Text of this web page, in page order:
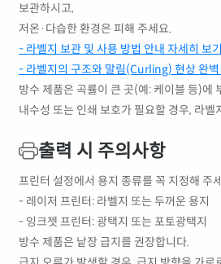
보관하시고,
저온·다습한 환경은 피해 주세요.
- 라벨지 보관 및 사용 방법 안내 자세히 보
- 라벨지의 구조와 말림(Curling) 현상 완벽
방수 제품은 곡률이 큰 곳(예: 케이블 등)에
내수성 또는 인쇄 보호가 필요할 경우, 라벨
출력 시 주의사항
프린터 설정에서 용지 종류를 꼭 지정해 주
- 레이저 프린터: 라벨지 또는 두꺼운 용지
- 잉크젯 프린터: 광택지 또는 포토광택지
방수 제품은 낱장 급지를 권장합니다.